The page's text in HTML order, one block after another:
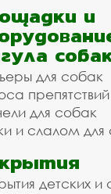
и
для собак
для собак
и слалом для
детских и